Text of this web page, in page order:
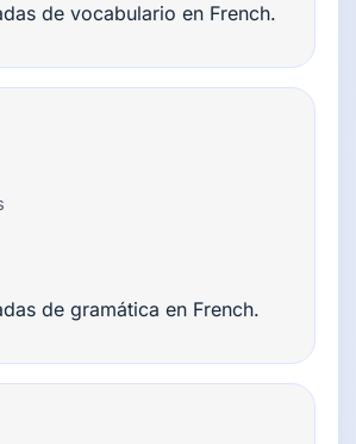
de vocabulario en French.
de gramática en French.